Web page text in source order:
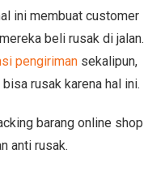
ini membuat customer
beli rusak di jalan.
pengiriman sekalipun,
rusak karena hal ini.
barang online shop
anti rusak.